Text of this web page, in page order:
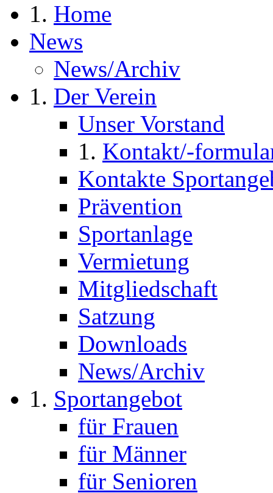
Home
News
News/Archiv
Der Verein
Unser Vorstand
Kontakt/-
Kontakte
Prävention
Sportanlage
Vermietung
Mitgliedschaft
Satzung
Downloads
News/Archiv
Sportangebot
für Frauen
für Männer
für Senioren